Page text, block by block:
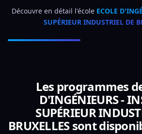
Découvre en détail l'école ECOLE
SUPÉRIEUR INDUSTRIEL DE
Les programmes
D'INGÉNIEURS -
SUPÉRIEUR
BRUXELLES sont